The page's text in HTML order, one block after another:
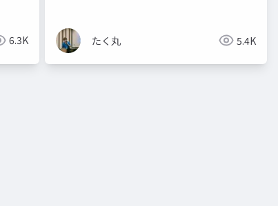
6.3K たく丸 5.4K